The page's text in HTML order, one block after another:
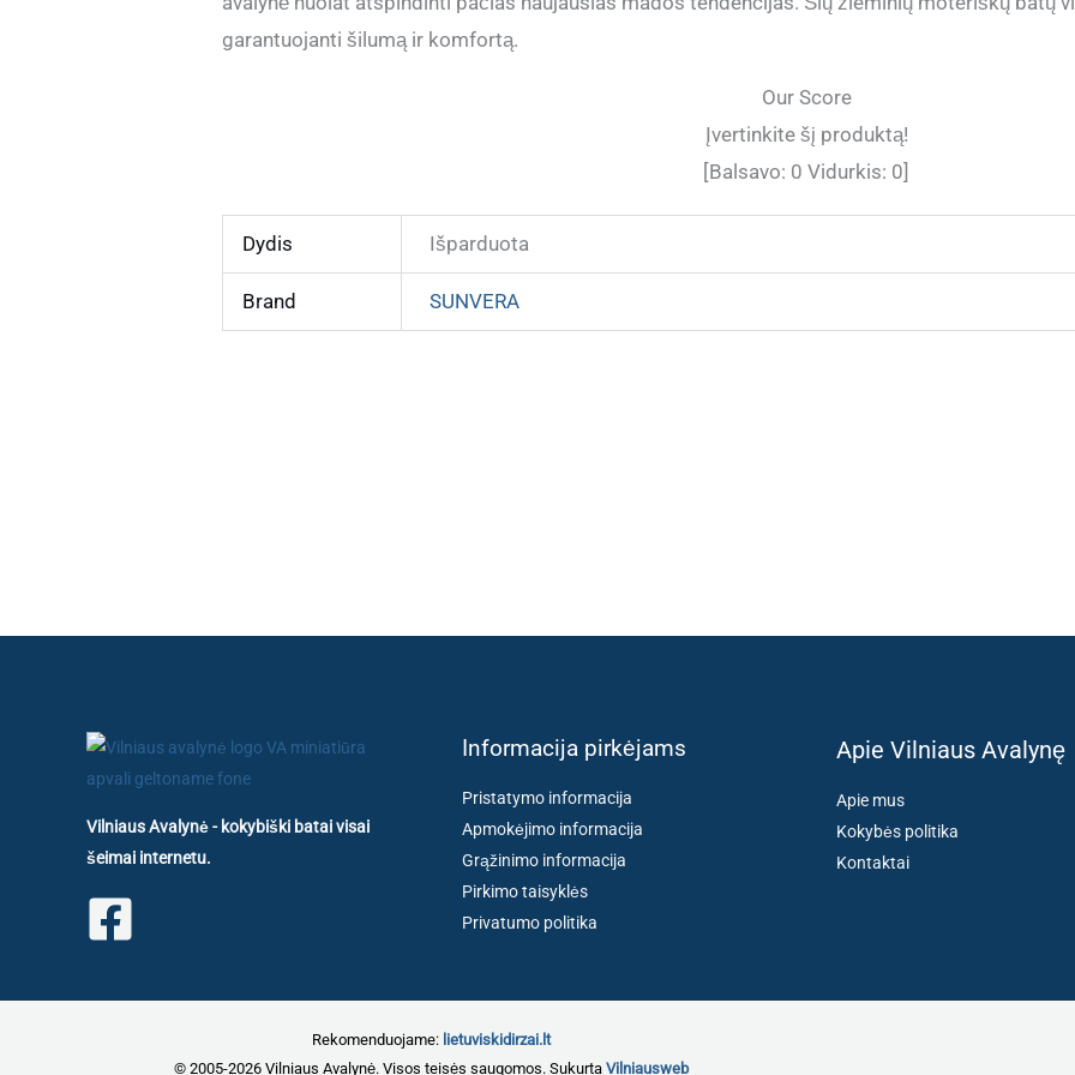
garantuojanti šilumą ir komfortą.
Our Score
Įvertinkite šį produktą!
[Balsavo: 0 Vidurkis: 0]
Dydis Išparduota
Brand SUNVERA
Vilniaus Avalynė - kokybiški batai visai
šeimai internetu.
Informacija pirkėjams
Pristatymo informacija
Apmokėjimo informacija
Grąžinimo informacija
Pirkimo taisyklės
Privatumo politika
Apie Vilniaus Avalynę
Apie mus
Kokybės politika
Kontaktai
Rekomenduojame: lietuviskidirzai.lt
© 2005-2026 Vilniaus Avalynė. Visos teisės saugomos. Sukurta Vilniausweb